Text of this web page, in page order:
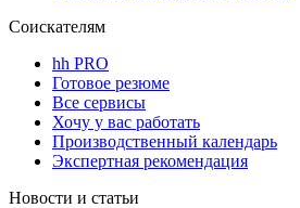
Соискателям
hh PRO
Готовое резюме
Все сервисы
Хочу у вас работать
Производственный календарь
Экспертная рекомендация
Новости и статьи